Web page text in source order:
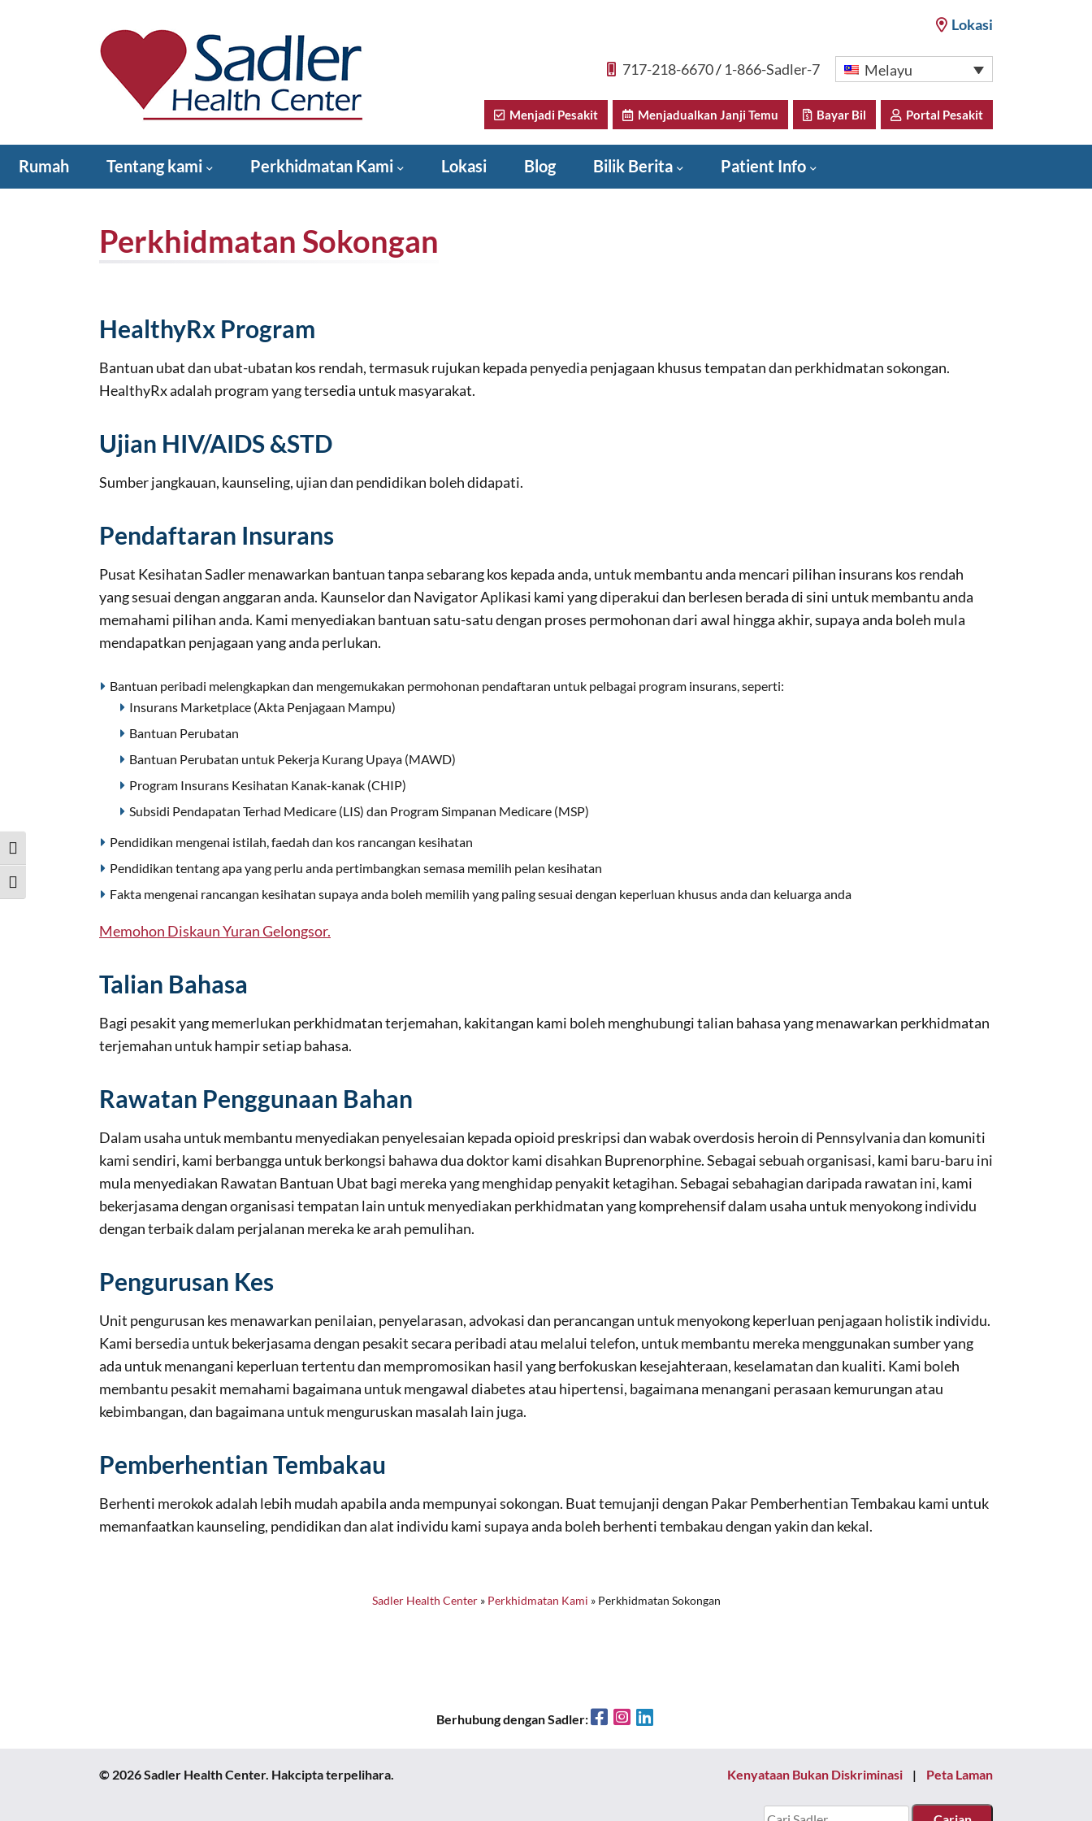
Toggle High Contrast
Toggle Font size
Sadler Health Center
Lokasi
717-218-6670/ 1-866-Sadler-7 Melayu
Menjadi Pesakit Menjadualkan Janji Temu Bayar Bil Portal Pesakit
Rumah Tentang kami Perkhidmatan Kami Lokasi Blog Bilik Berita Patient Info
Perkhidmatan Sokongan
HealthyRx Program
Bantuan ubat dan ubat-ubatan kos rendah, termasuk rujukan kepada penyedia penjagaan khusus tempatan dan perkhidmatan sokongan.
HealthyRx adalah program yang tersedia untuk masyarakat.
Ujian HIV/AIDS &STD
Sumber jangkauan, kaunseling, ujian dan pendidikan boleh didapati.
Pendaftaran Insurans
Pusat Kesihatan Sadler menawarkan bantuan tanpa sebarang kos kepada anda, untuk membantu anda mencari pilihan insurans kos rendah
yang sesuai dengan anggaran anda. Kaunselor dan Navigator Aplikasi kami yang diperakui dan berlesen berada di sini untuk membantu anda
memahami pilihan anda. Kami menyediakan bantuan satu-satu dengan proses permohonan dari awal hingga akhir, supaya anda boleh mula
mendapatkan penjagaan yang anda perlukan.
Bantuan peribadi melengkapkan dan mengemukakan permohonan pendaftaran untuk pelbagai program insurans, seperti:
Insurans Marketplace (Akta Penjagaan Mampu)
Bantuan Perubatan
Bantuan Perubatan untuk Pekerja Kurang Upaya (MAWD)
Program Insurans Kesihatan Kanak-kanak (CHIP)
Subsidi Pendapatan Terhad Medicare (LIS) dan Program Simpanan Medicare (MSP)
Pendidikan mengenai istilah, faedah dan kos rancangan kesihatan
Pendidikan tentang apa yang perlu anda pertimbangkan semasa memilih pelan kesihatan
Fakta mengenai rancangan kesihatan supaya anda boleh memilih yang paling sesuai dengan keperluan khusus anda dan keluarga anda
Memohon Diskaun Yuran Gelongsor.
Talian Bahasa
Bagi pesakit yang memerlukan perkhidmatan terjemahan, kakitangan kami boleh menghubungi talian bahasa yang menawarkan perkhidmatan
terjemahan untuk hampir setiap bahasa.
Rawatan Penggunaan Bahan
Dalam usaha untuk membantu menyediakan penyelesaian kepada opioid preskripsi dan wabak overdosis heroin di Pennsylvania dan komuniti
kami sendiri, kami berbangga untuk berkongsi bahawa dua doktor kami disahkan Buprenorphine. Sebagai sebuah organisasi, kami baru-baru ini
mula menyediakan Rawatan Bantuan Ubat bagi mereka yang menghidap penyakit ketagihan. Sebagai sebahagian daripada rawatan ini, kami
bekerjasama dengan organisasi tempatan lain untuk menyediakan perkhidmatan yang komprehensif dalam usaha untuk menyokong individu
dengan terbaik dalam perjalanan mereka ke arah pemulihan.
Pengurusan Kes
Unit pengurusan kes menawarkan penilaian, penyelarasan, advokasi dan perancangan untuk menyokong keperluan penjagaan holistik individu.
Kami bersedia untuk bekerjasama dengan pesakit secara peribadi atau melalui telefon, untuk membantu mereka menggunakan sumber yang
ada untuk menangani keperluan tertentu dan mempromosikan hasil yang berfokuskan kesejahteraan, keselamatan dan kualiti. Kami boleh
membantu pesakit memahami bagaimana untuk mengawal diabetes atau hipertensi, bagaimana menangani perasaan kemurungan atau
kebimbangan, dan bagaimana untuk menguruskan masalah lain juga.
Pemberhentian Tembakau
Berhenti merokok adalah lebih mudah apabila anda mempunyai sokongan. Buat temujanji dengan Pakar Pemberhentian Tembakau kami untuk
memanfaatkan kaunseling, pendidikan dan alat individu kami supaya anda boleh berhenti tembakau dengan yakin dan kekal.
Sadler Health Center» Perkhidmatan Kami » Perkhidmatan Sokongan
Berhubung dengan Sadler: FacebookInstagram
© 2026 Sadler Health Center. Hakcipta terpelihara. Kenyataan Bukan Diskriminasi Peta Laman
Cari